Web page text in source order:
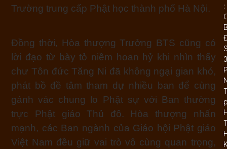
Trường trung cấp Phật học thành phố Hà Nội.
Đồng thời, Hòa thượng Trưởng BTS cũng có
lời đạo từ bày tỏ niềm hoan hỷ khi nhìn thấy
chư Tôn đức Tăng Ni đã không ngại gian khó,
phát bồ đề tâm tham dự nhiều ban để cùng
gánh vác chung lo Phật sự với Ban thường
trực Phật giáo Thủ đô. Hòa thượng nhấn
mạnh, các Ban ngành của Giáo hội Phật giáo
Việt Nam đều giữ vai trò vô cùng quan trọng,
:
3